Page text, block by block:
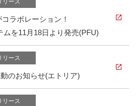
リース
ラボレーション！
を11月18日より発売(PFU)
リース
のお知らせ(エトリア)
リース